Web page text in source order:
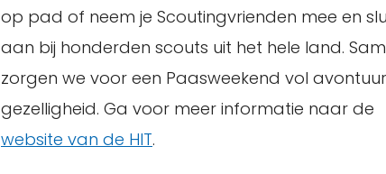
op pad of neem je Scoutingvrienden mee en
aan bij honderden scouts uit het hele land.
zorgen we voor een Paasweekend vol
gezelligheid. Ga voor meer informatie naar de
website van de HIT.